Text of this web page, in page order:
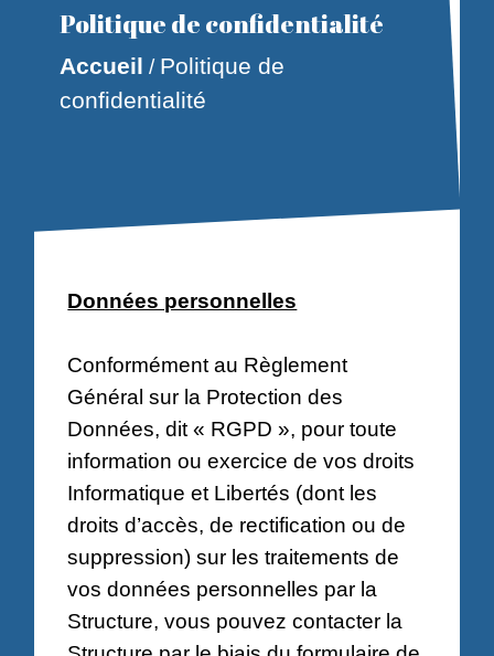
Politique de confidentialité
Accueil / Politique de
confidentialité
Données personnelles
Conformément au Règlement
Général sur la Protection des
Données, dit « RGPD », pour toute
information ou exercice de vos droits
Informatique et Libertés (dont les
droits d’accès, de rectification ou de
suppression) sur les traitements de
vos données personnelles par la
Structure, vous pouvez contacter la